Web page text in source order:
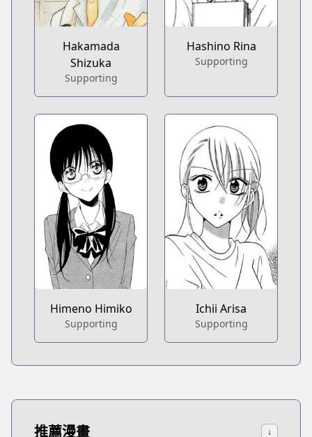
Hakamada
Shizuka
Supporting
Hashino Rina
Supporting
Himeno Himiko
Supporting
Ichii Arisa
Supporting
推薦漫畫 ↓